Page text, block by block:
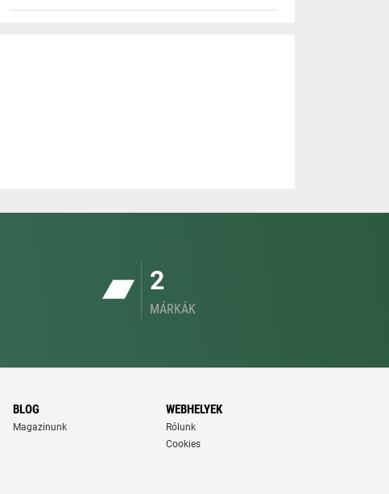
2
MÁRKÁK
BLOG
Magazinunk
WEBHELYEK
Rólunk
Cookies